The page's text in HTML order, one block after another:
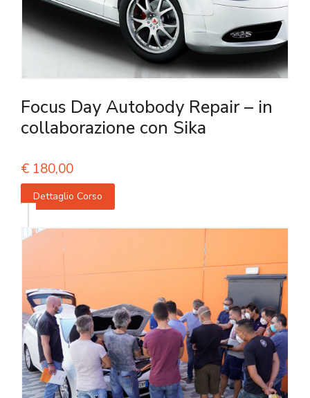
Focus Day Autobody Repair – in
collaborazione con Sika
€ 180,00
Dettaglio Corso